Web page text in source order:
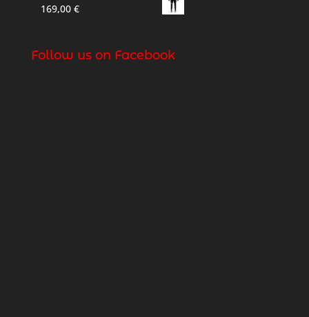
169,00 €
Follow us on Facebook